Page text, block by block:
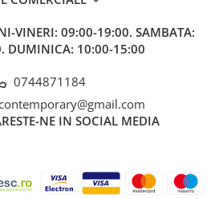
VINERI: 09:00-19:00. SAMBATA:
DUMINICA: 10:00-15:00
0744871184
NE IN SOCIAL MEDIA